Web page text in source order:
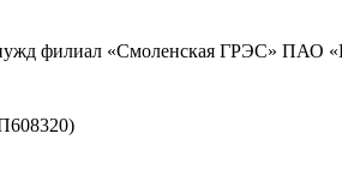
нужд филиал «Смоленская ГРЭС» ПАО